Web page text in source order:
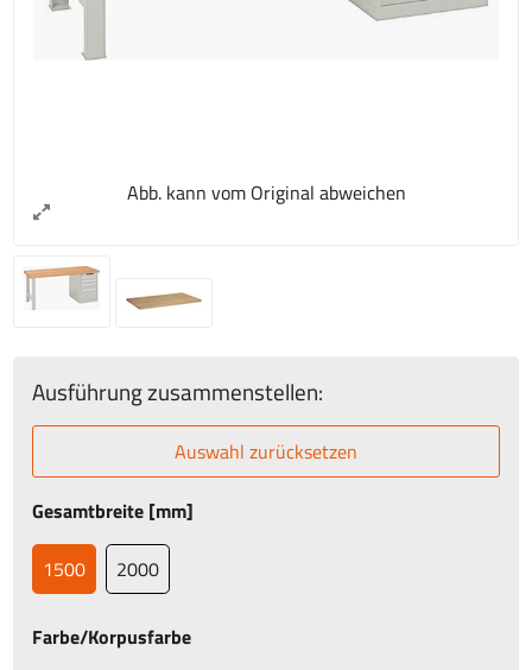
Abb. kann vom Original abweichen
Ausführung zusammenstellen:
Auswahl zurücksetzen
Gesamtbreite [mm]
1500 2000
Farbe/Korpusfarbe